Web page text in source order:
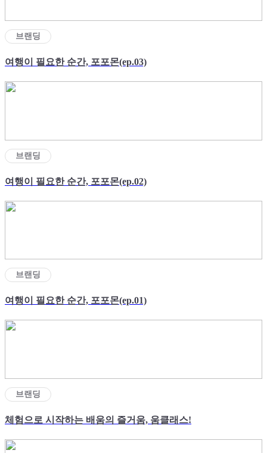
브랜딩
여행이 필요한 순간, 포포몬(ep.03)
브랜딩
여행이 필요한 순간, 포포몬(ep.02)
브랜딩
여행이 필요한 순간, 포포몬(ep.01)
브랜딩
체험으로 시작하는 배움의 즐거움, 움클래스!